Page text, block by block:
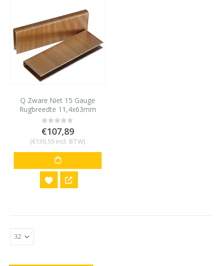
Q Zware Niet 15 Gauge
Rugbreedte 11,4x63mm
5000 stuks
0out of 5
€107,89
(€130,55 incl. BTW)